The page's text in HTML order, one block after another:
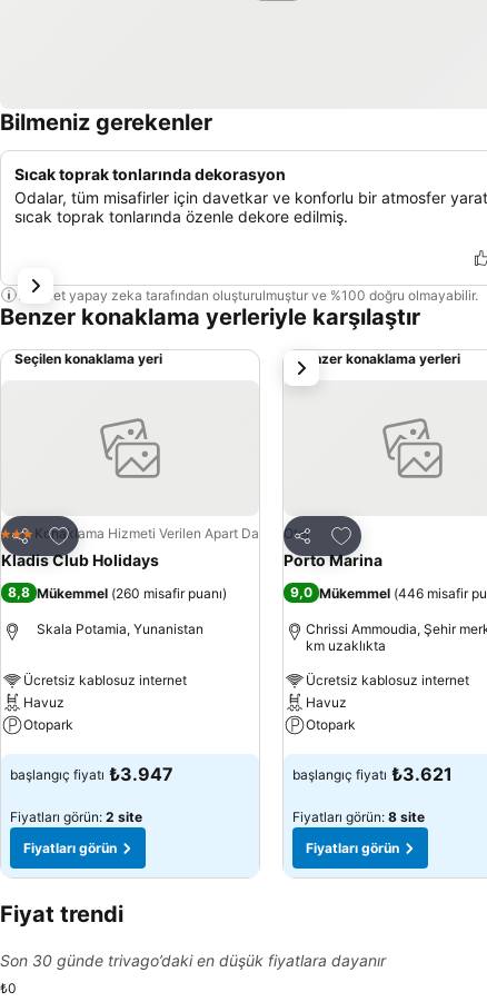
Bilmeniz gerekenler
Sıcak toprak tonlarında dekorasyon
Odalar, tüm misafirler için davetkar ve konforlu bir atmosfer
sıcak toprak tonlarında özenle dekore edilmiş.
Bu özet yapay zeka tarafından oluşturulmuştur ve %100 doğru olmayabilir.
Benzer konaklama yerleriyle karşılaştır
Seçilen konaklama yeri
Paylaş
Favorilerime ekle
3 YıldızKonaklama Hizmeti Verilen Apart Daire
Kladis Club Holidays
8,8 Mükemmel (260 misafir puanı)
Skala Potamia, Yunanistan
Ücretsiz kablosuz internet
Havuz
Otopark
Fiyatları görün
başlangıç fiyatı ₺3.947
Fiyatları görün: 2 site
Fiyatları görün
Benzer konaklama yerleri
Paylaş
Favorilerime ekle
Otel
Porto Marina
9,0 Mükemmel (446 misafir
Chrissi Ammoudia, Şehir
km uzaklıkta
Ücretsiz kablosuz internet
Havuz
Otopark
Fiyatları görün
başlangıç fiyatı ₺3.621
Fiyatları görün: 8 site
Fiyatları görün
sonraki
Fiyat trendi
Son 30 günde trivago’daki en düşük fiyatlara dayanır
₺0